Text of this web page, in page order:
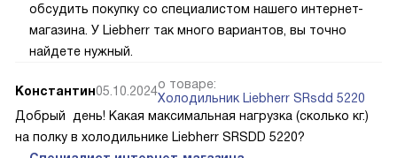
обсудить покупку со специалистом нашего интернет-
магазина. У Liebherr так много вариантов, вы точно
найдете нужный.
Константин05.10.2024о товаре:
Холодильник Liebherr SRsdd 5220
Добрый день! Какая максимальная нагрузка (сколько кг.)
на полку в холодильнике Liebherr SRSDD 5220?